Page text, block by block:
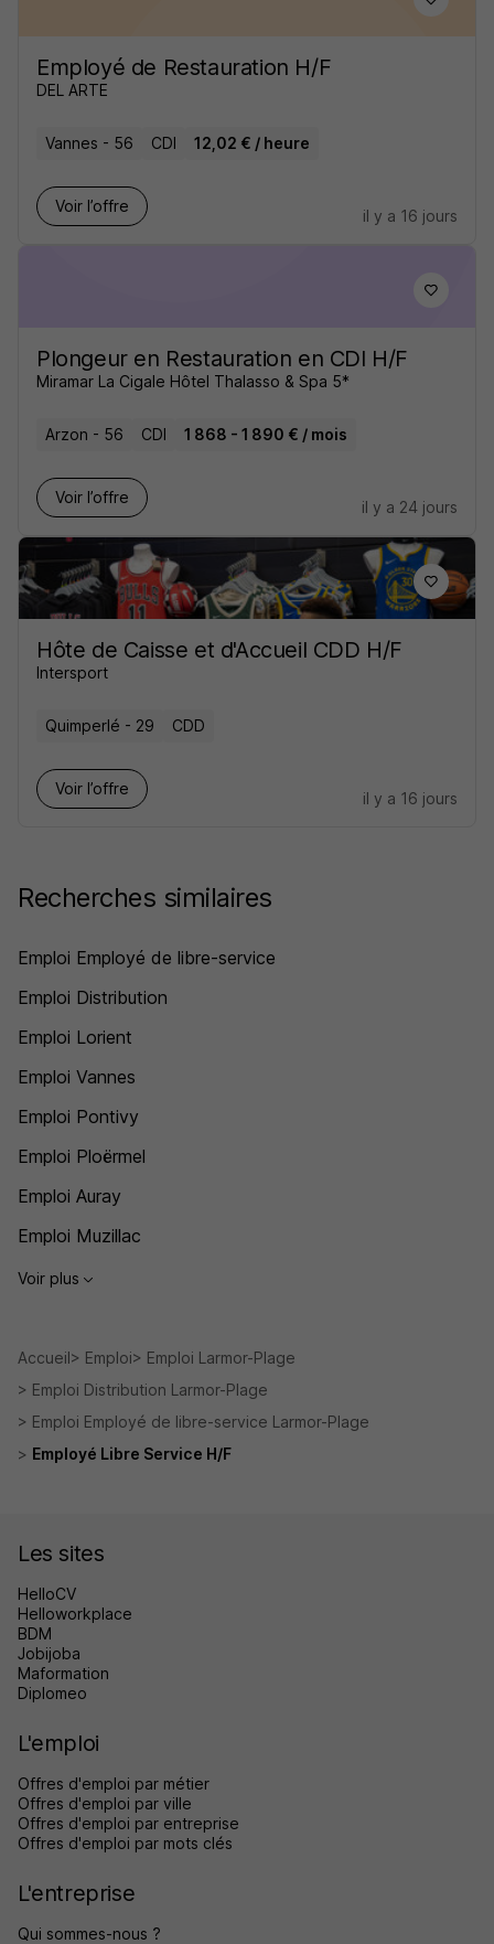
Employé de Restauration H/F
DEL ARTE
Vannes - 56 CDI 12,02 € / heure
Voir l’offre
il y a 16 jours
Plongeur en Restauration en CDI H/F
Miramar La Cigale Hôtel Thalasso & Spa 5*
Arzon - 56 CDI 1 868 - 1 890 € / mois
Voir l’offre
il y a 24 jours
Hôte de Caisse et d'Accueil CDD H/F
Intersport
Quimperlé - 29 CDD
Voir l’offre
il y a 16 jours
Recherches similaires
Emploi Employé de libre-service
Emploi Distribution
Emploi Lorient
Emploi Vannes
Emploi Pontivy
Emploi Ploërmel
Emploi Auray
Emploi Muzillac
Voir plus
Accueil Emploi
Emploi Larmor-Plage
Emploi Distribution Larmor-Plage
Emploi Employé de libre-service Larmor-Plage
Employé Libre Service H/F
Les sites
HelloCV
Helloworkplace
BDM
Jobijoba
Maformation
Diplomeo
L'emploi
Offres d'emploi par métier
Offres d'emploi par ville
Offres d'emploi par entreprise
Offres d'emploi par mots clés
L'entreprise
Qui sommes-nous ?